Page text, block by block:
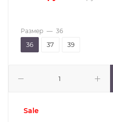
Размер — 36
36 37 39
sale